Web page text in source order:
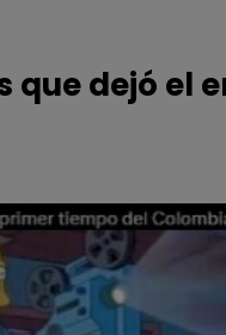
que dejó el